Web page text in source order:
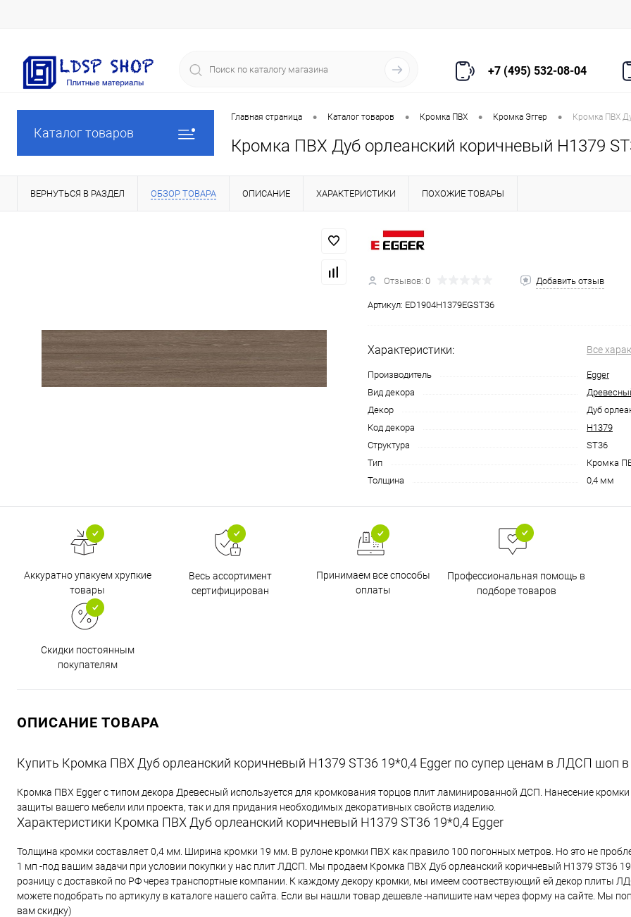
+7 (495) 532-08-04
Каталог товаров
Главная страница • Каталог товаров • Кромка ПВХ • Кромка Эггер • Кромка ПВХ
Кромка ПВХ Дуб орлеанский коричневый Н1379
ВЕРНУТЬСЯ В РАЗДЕЛ ОБЗОР ТОВАРА ОПИСАНИЕ ХАРАКТЕРИСТИКИ ПОХОЖИЕ ТОВАРЫ
Отзывов: 0 Добавить отзыв
Артикул: ED1904Н1379EGST36
Характеристики: Все
Производитель
Egger
Вид декора
Декор
Дуб
Код декора
Н1379
Структура
ST36
Тип
Кромка
Толщина
0,4 мм
Аккуратно упакуем хрупкие
товары
Весь ассортимент
сертифицирован
Принимаем все способы
оплаты
Профессиональная помощь в
подборе товаров
Скидки постоянным
покупателям
ОПИСАНИЕ ТОВАРА
Купить Кромка ПВХ Дуб орлеанский коричневый Н1379 ST36 19*0,4 Egger по супер ценам в ЛДСП шоп
Кромка ПВХ Egger с типом декора Древесный используется для кромкования торцов плит ламинированной ДСП. Нанесение кромки
защиты вашего мебели или проекта, так и для придания необходимых декоративных свойств изделию.
Характеристики Кромка ПВХ Дуб орлеанский коричневый Н1379 ST36 19*0,4 Egger
Толщина кромки составляет 0,4 мм. Ширина кромки 19 мм. В рулоне кромки ПВХ как правило 100 погонных метров. Но это не
1 мп -под вашим задачи при условии покупки у нас плит ЛДСП. Мы продаем Кромка ПВХ Дуб орлеанский коричневый Н1379 ST36
розницу с доставкой по РФ через транспортные компании. К каждому декору кромки, мы имеем соотвествующий ей декор плиты
можете подобрать по артикулу в каталоге нашего сайта. Если вы нашли товар дешевле -напишите нам через форму на сайте. Мы
вам скидку)